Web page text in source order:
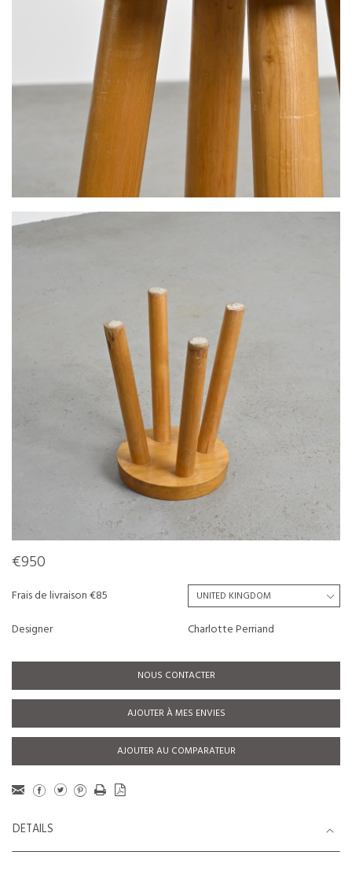
€950
Frais de livraison €85
Designer
Charlotte Perriand
NOUS CONTACTER
AJOUTER À MES ENVIES
AJOUTER AU COMPARATEUR
DETAILS